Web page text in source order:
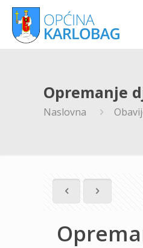
Opremanje
Naslovna